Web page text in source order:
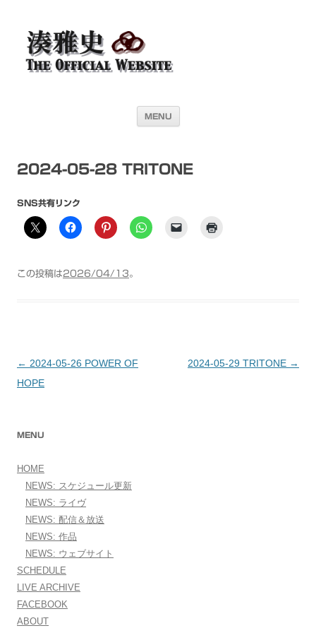
湊雅史オフィシャル・ウェブサイト＜
Masafumi Minato THE
OFFICIAL WEBSITE＞
ウェブサイトです
MENU
2024-05-28 TRITONE
SNS共有リンク
この投稿は2026/04/13。
投稿ナビゲーション
← 2024-05-26 POWER OF
HOPE
2024-05-29 TRITONE →
MENU
HOME
NEWS: スケジュール更新
NEWS: ライヴ
NEWS: 配信＆放送
NEWS: 作品
NEWS: ウェブサイト
SCHEDULE
LIVE ARCHIVE
FACEBOOK
ABOUT